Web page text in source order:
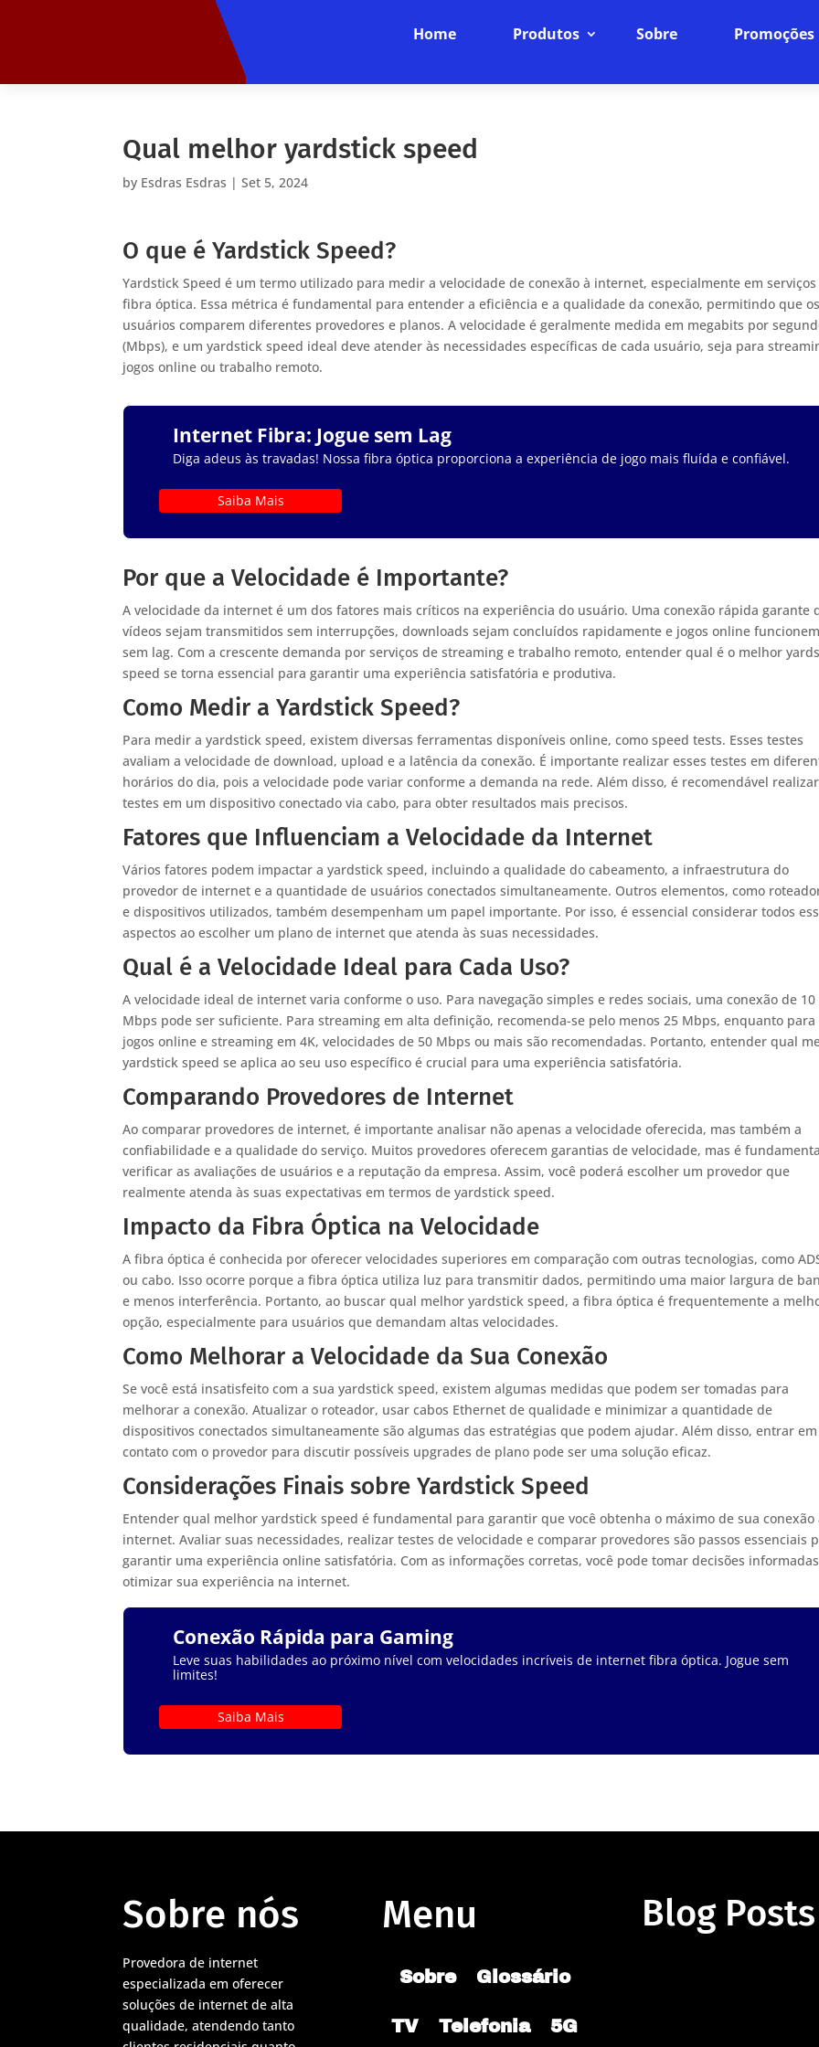
Home Produtos Sobre Promoções
Qual melhor yardstick speed
by Esdras Esdras |Set 5, 2024
O que é Yardstick Speed?
Yardstick Speed é um termo utilizado para medir a velocidade de conexão à internet, especialmente em
fibra óptica. Essa métrica é fundamental para entender a eficiência e a qualidade da conexão, permitindo que os
usuários comparem diferentes provedores e planos. A velocidade é geralmente medida em megabits por
(Mbps), e um yardstick speed ideal deve atender às necessidades específicas de cada usuário, seja para
jogos online ou trabalho remoto.
Internet Fibra: Jogue sem Lag
Diga adeus às travadas! Nossa fibra óptica proporciona a experiência de jogo mais fluída e confiável.
Saiba Mais
Por que a Velocidade é Importante?
A velocidade da internet é um dos fatores mais críticos na experiência do usuário. Uma conexão rápida garante
vídeos sejam transmitidos sem interrupções, downloads sejam concluídos rapidamente e jogos online funcionem
sem lag. Com a crescente demanda por serviços de streaming e trabalho remoto, entender qual é o melhor
speed se torna essencial para garantir uma experiência satisfatória e produtiva.
Como Medir a Yardstick Speed?
Para medir a yardstick speed, existem diversas ferramentas disponíveis online, como speed tests. Esses testes
avaliam a velocidade de download, upload e a latência da conexão. É importante realizar esses testes em
horários do dia, pois a velocidade pode variar conforme a demanda na rede. Além disso, é recomendável
testes em um dispositivo conectado via cabo, para obter resultados mais precisos.
Fatores que Influenciam a Velocidade da Internet
Vários fatores podem impactar a yardstick speed, incluindo a qualidade do cabeamento, a infraestrutura do
provedor de internet e a quantidade de usuários conectados simultaneamente. Outros elementos, como
e dispositivos utilizados, também desempenham um papel importante. Por isso, é essencial considerar todos
aspectos ao escolher um plano de internet que atenda às suas necessidades.
Qual é a Velocidade Ideal para Cada Uso?
A velocidade ideal de internet varia conforme o uso. Para navegação simples e redes sociais, uma conexão de 10
Mbps pode ser suficiente. Para streaming em alta definição, recomenda-se pelo menos 25 Mbps, enquanto para
jogos online e streaming em 4K, velocidades de 50 Mbps ou mais são recomendadas. Portanto, entender qual
yardstick speed se aplica ao seu uso específico é crucial para uma experiência satisfatória.
Comparando Provedores de Internet
Ao comparar provedores de internet, é importante analisar não apenas a velocidade oferecida, mas também a
confiabilidade e a qualidade do serviço. Muitos provedores oferecem garantias de velocidade, mas é
verificar as avaliações de usuários e a reputação da empresa. Assim, você poderá escolher um provedor que
realmente atenda às suas expectativas em termos de yardstick speed.
Impacto da Fibra Óptica na Velocidade
A fibra óptica é conhecida por oferecer velocidades superiores em comparação com outras tecnologias, como
ou cabo. Isso ocorre porque a fibra óptica utiliza luz para transmitir dados, permitindo uma maior largura de
e menos interferência. Portanto, ao buscar qual melhor yardstick speed, a fibra óptica é frequentemente a
opção, especialmente para usuários que demandam altas velocidades.
Como Melhorar a Velocidade da Sua Conexão
Se você está insatisfeito com a sua yardstick speed, existem algumas medidas que podem ser tomadas para
melhorar a conexão. Atualizar o roteador, usar cabos Ethernet de qualidade e minimizar a quantidade de
dispositivos conectados simultaneamente são algumas das estratégias que podem ajudar. Além disso, entrar em
contato com o provedor para discutir possíveis upgrades de plano pode ser uma solução eficaz.
Considerações Finais sobre Yardstick Speed
Entender qual melhor yardstick speed é fundamental para garantir que você obtenha o máximo de sua conexão
internet. Avaliar suas necessidades, realizar testes de velocidade e comparar provedores são passos essenciais
garantir uma experiência online satisfatória. Com as informações corretas, você pode tomar decisões
otimizar sua experiência na internet.
Conexão Rápida para Gaming
Leve suas habilidades ao próximo nível com velocidades incríveis de internet fibra óptica. Jogue sem
limites!
Saiba Mais
Sobre nós
Provedora de internet
especializada em oferecer
soluções de internet de alta
qualidade, atendendo tanto
Menu
Sobre Glossário
TV Telefonia 5G
Blog Posts